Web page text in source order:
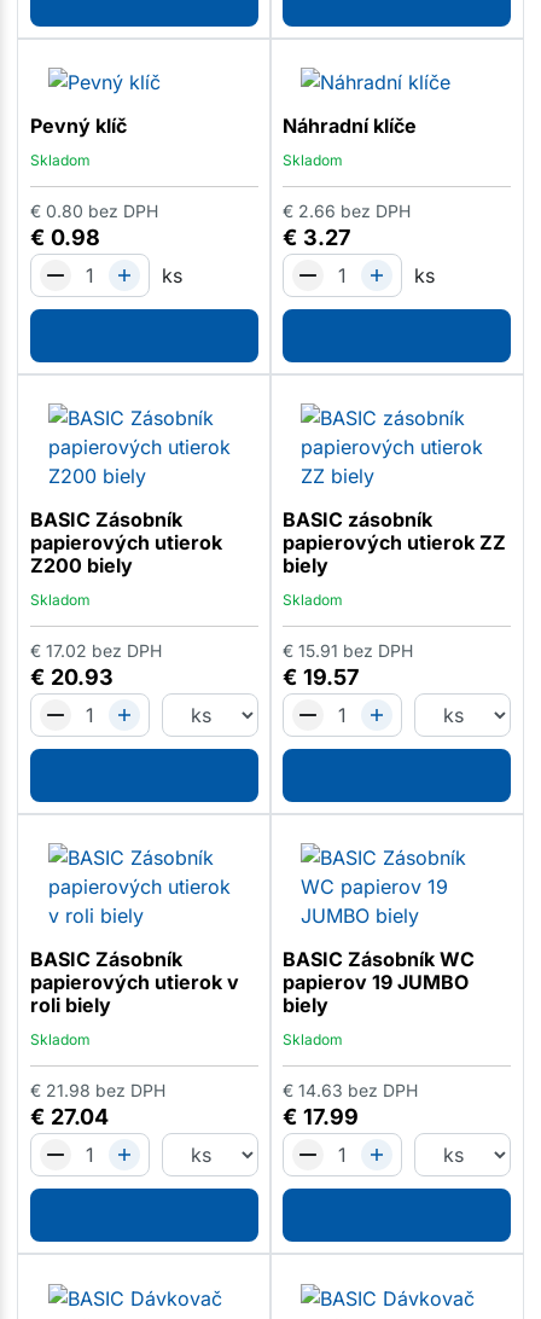
Pevný klíč
Skladom
€ 0.98
€ 0.80 bez DPH
ks
Náhradní klíče
Skladom
€ 3.27
€ 2.66 bez DPH
ks
BASIC Zásobník
papierových utierok
Z200 biely
Skladom
€ 20.93
€ 17.02 bez DPH
BASIC zásobník
papierových utierok ZZ
biely
Skladom
€ 19.57
€ 15.91 bez DPH
BASIC Zásobník
papierových utierok v
roli biely
Skladom
€ 27.04
€ 21.98 bez DPH
BASIC Zásobník WC
papierov 19 JUMBO
biely
Skladom
€ 17.99
€ 14.63 bez DPH